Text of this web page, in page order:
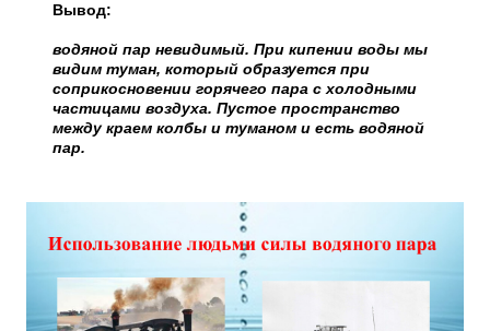
Вывод:
водяной пар невидимый. При кипении воды мы
видим туман, который образуется при
соприкосновении горячего пара с холодными
частицами воздуха. Пустое пространство
между краем колбы и туманом и есть водяной
пар.